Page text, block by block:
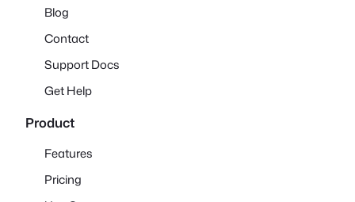
Blog
Contact
Support Docs
Get Help
Product
Features
Pricing